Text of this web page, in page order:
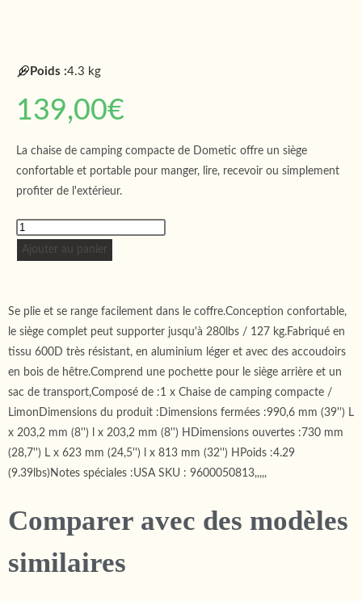
Poids :4.3 kg
139,00€
La chaise de camping compacte de Dometic offre un siège
confortable et portable pour manger, lire, recevoir ou simplement
profiter de l'extérieur.
Ajouter au panier
Se plie et se range facilement dans le coffre.Conception confortable,
le siège complet peut supporter jusqu'à 280lbs / 127 kg.Fabriqué en
tissu 600D très résistant, en aluminium léger et avec des accoudoirs
en bois de hêtre.Comprend une pochette pour le siège arrière et un
sac de transport,Composé de :1 x Chaise de camping compacte /
LimonDimensions du produit :Dimensions fermées :990,6 mm (39'') L
x 203,2 mm (8'') l x 203,2 mm (8'') HDimensions ouvertes :730 mm
(28,7'') L x 623 mm (24,5'') l x 813 mm (32'') HPoids :4.29
(9.39lbs)Notes spéciales :USA SKU : 9600050813,,,,,
Comparer avec des modèles
similaires